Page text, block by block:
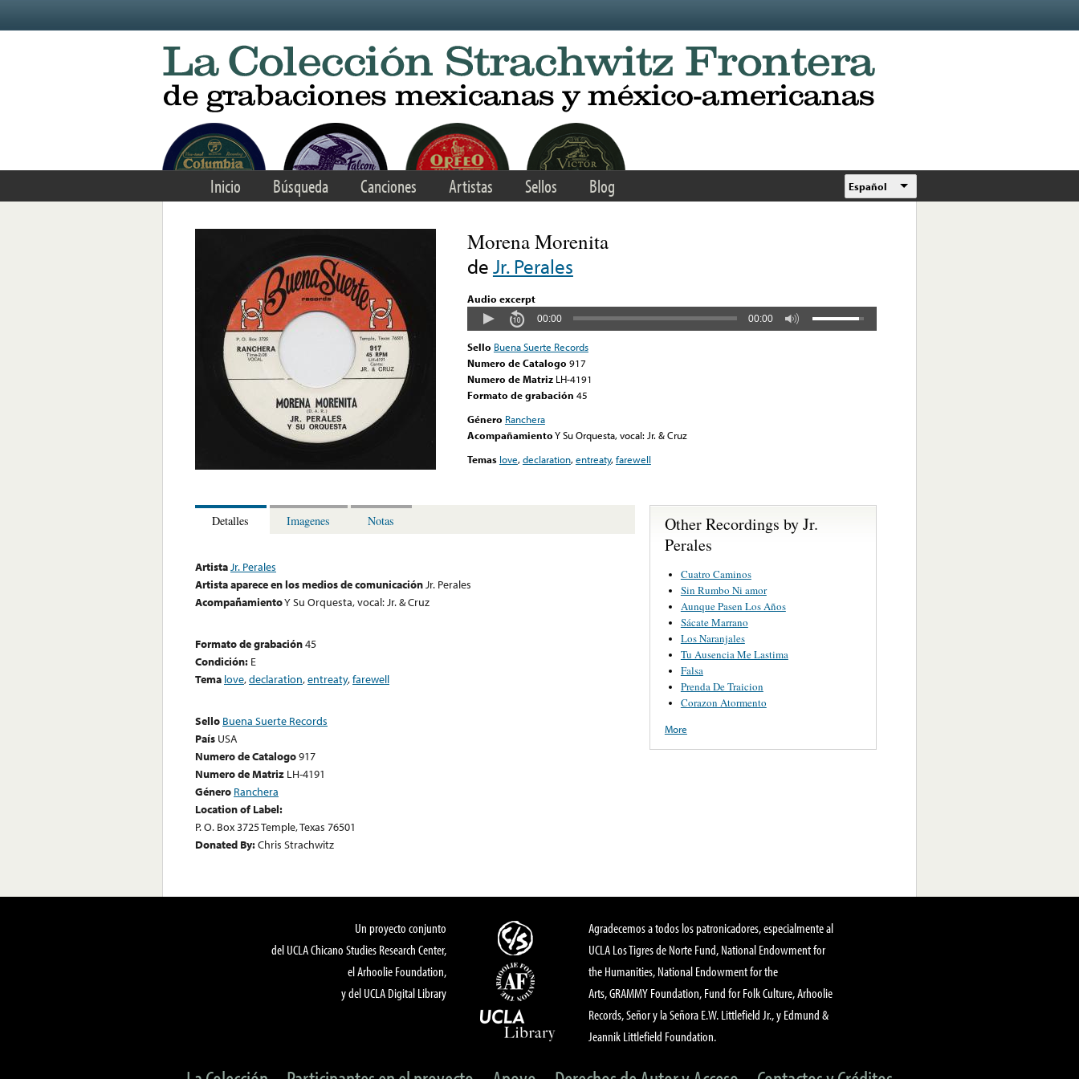
Inicio Búsqueda Canciones Artistas Sellos Blog Español
Morena Morenita
deJr. Perales
Audio excerpt
00:00 00:00
Sello Buena Suerte Records
Numero de Catalogo 917
Numero de Matriz LH-4191
Formato de grabación 45
Género Ranchera
AcompañamientoY Su Orquesta, vocal: Jr. & Cruz
Temas love,declaration,entreaty,farewell
Detalles Imagenes Notas
ArtistaJr. Perales
Artista aparece en los medios de comunicaciónJr. Perales
AcompañamientoY Su Orquesta, vocal: Jr. & Cruz
Formato de grabación45
Condición: E
Tema love,declaration,entreaty,farewell
Sello Buena Suerte Records
País USA
Numero de Catalogo917
Numero de Matriz LH-4191
Género Ranchera
Location of Label:
P. O. Box 3725 Temple, Texas 76501
Donated By:Chris Strachwitz
Other Recordings by Jr.
Perales
Cuatro Caminos
Sin Rumbo Ni amor
Aunque Pasen Los Años
Sácate Marrano
Los Naranjales
Tu Ausencia Me Lastima
Falsa
Prenda De Traicion
Corazon Atormento
More
Un proyecto conjunto
del UCLA Chicano Studies Research Center,
el Arhoolie Foundation,
y del UCLA Digital Library
Agradecemos a todos los patronicadores, especialmente al
UCLA Los Tigres de Norte Fund, National Endowment for
the Humanities, National Endowment for the
Arts, GRAMMY Foundation, Fund for Folk Culture, Arhoolie
Records, Señor y la Señora E.W. Littlefield Jr., y Edmund &
Jeannik Littlefield Foundation.